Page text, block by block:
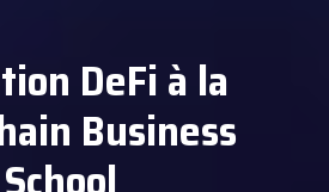
DeFi à la
Business